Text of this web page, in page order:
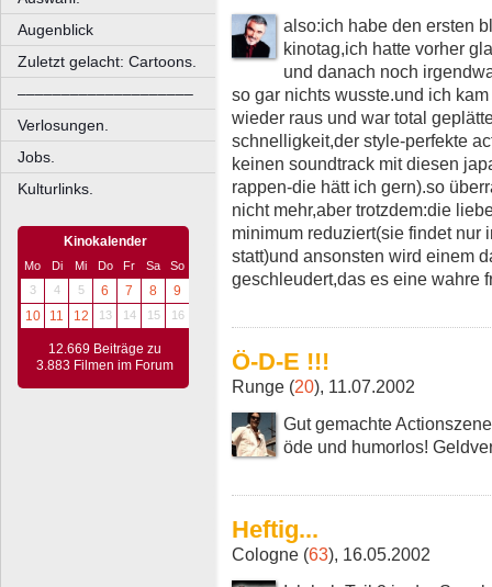
Augenblick
Zuletzt gelacht: Cartoons.
––––––––––––––––––––
Verlosungen.
Jobs.
Kulturlinks.
Kinokalender
Mo Di Mi Do Fr Sa
So
3
4 5 6 7 8
9
10
11 12 13 14 15 16
12.669 Beiträge zu
3.883 Filmen im Forum
also:ich habe den ersten
kinotag,ich hatte vorher
und danach noch
so gar nichts wusste.und ich
wieder raus und war total
schnelligkeit,der style-perfekte
keinen soundtrack mit diesen
rappen-die hätt ich gern).so
nicht mehr,aber trotzdem:die
minimum reduziert(sie findet nur
statt)und ansonsten wird einem
geschleudert,das es eine wahre
Ö-D-E !!!
Runge (20), 11.07.2002
Gut gemachte
öde und humorlos!
Heftig...
Cologne (63), 16.05.2002